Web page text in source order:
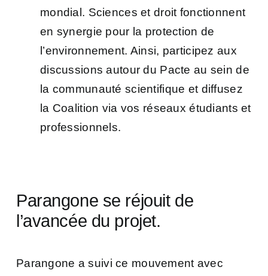
mondial. Sciences et droit fonctionnent
en synergie pour la protection de
l’environnement. Ainsi, participez aux
discussions autour du Pacte au sein de
la communauté scientifique et diffusez
la Coalition via vos réseaux étudiants et
professionnels.
Parangone se réjouit de
l’avancée du projet.
Parangone a suivi ce mouvement avec